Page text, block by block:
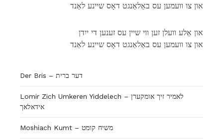
און צו וועמען עס באַלאַנגט דאָס שיינע לאַנד
און אַלע וועלן זען ווי שיין עס זענען די ייִדן
און צו וועמען עס באַלאַנגט דאָס שיינע לאַנד
Der Bris – דער ברית
Lomir Zich Umkeren Yiddelech – לאמיר זיך אומקערן
אידאלאך
Moshiach Kumt – משיח קומט